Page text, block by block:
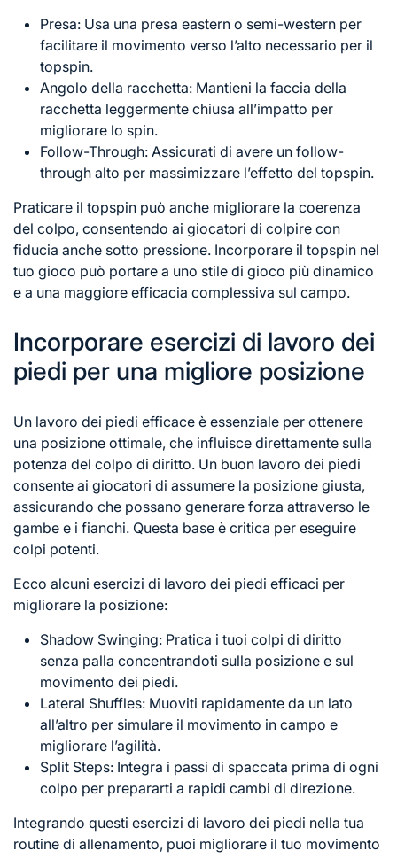
Presa: Usa una presa eastern o semi-western per
facilitare il movimento verso l’alto necessario per il
topspin.
Angolo della racchetta: Mantieni la faccia della
racchetta leggermente chiusa all’impatto per
migliorare lo spin.
Follow-Through: Assicurati di avere un follow-
through alto per massimizzare l’effetto del topspin.
Praticare il topspin può anche migliorare la coerenza
del colpo, consentendo ai giocatori di colpire con
fiducia anche sotto pressione. Incorporare il topspin nel
tuo gioco può portare a uno stile di gioco più dinamico
e a una maggiore efficacia complessiva sul campo.
Incorporare esercizi di lavoro dei
piedi per una migliore posizione
Un lavoro dei piedi efficace è essenziale per ottenere
una posizione ottimale, che influisce direttamente sulla
potenza del colpo di diritto. Un buon lavoro dei piedi
consente ai giocatori di assumere la posizione giusta,
assicurando che possano generare forza attraverso le
gambe e i fianchi. Questa base è critica per eseguire
colpi potenti.
Ecco alcuni esercizi di lavoro dei piedi efficaci per
migliorare la posizione:
Shadow Swinging: Pratica i tuoi colpi di diritto
senza palla concentrandoti sulla posizione e sul
movimento dei piedi.
Lateral Shuffles: Muoviti rapidamente da un lato
all’altro per simulare il movimento in campo e
migliorare l’agilità.
Split Steps: Integra i passi di spaccata prima di ogni
colpo per prepararti a rapidi cambi di direzione.
Integrando questi esercizi di lavoro dei piedi nella tua
routine di allenamento, puoi migliorare il tuo movimento